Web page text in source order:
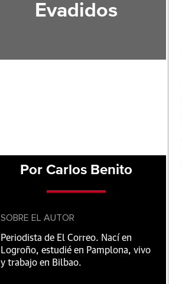
Evadidos
Por Carlos Benito
SOBRE EL AUTOR
Periodista de El Correo. Nací en
Logroño, estudié en Pamplona, vivo
y trabajo en Bilbao.